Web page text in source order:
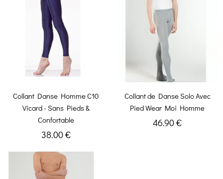
Collant Danse Homme C10
Vicard - Sans Pieds &
Confortable
38.00 €
Collant de Danse Solo Avec
Pied Wear Moi Homme
46.90 €